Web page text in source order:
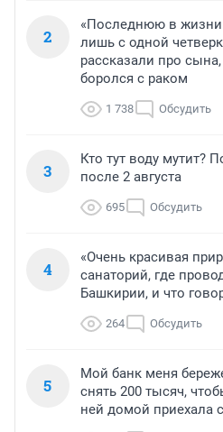
2
«Последнюю в жизни
лишь с одной
рассказали про
боролся с раком
1 738 Обсудить
3
Кто тут воду мутит?
после 2 августа
695 Обсудить
4
«Очень красивая
санаторий, где
Башкирии, и что
264 Обсудить
5
Мой банк меня
снять 200 тысяч,
ней домой приехала